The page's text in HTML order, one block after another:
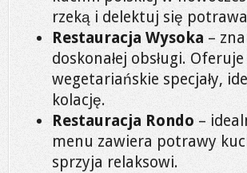
rzeką i delektuj się
Restauracja Wysoka –
doskonałej obsługi.
wegetariańskie specjały,
kolację.
Restauracja Rondo –
menu zawiera potrawy
sprzyja relaksowi.